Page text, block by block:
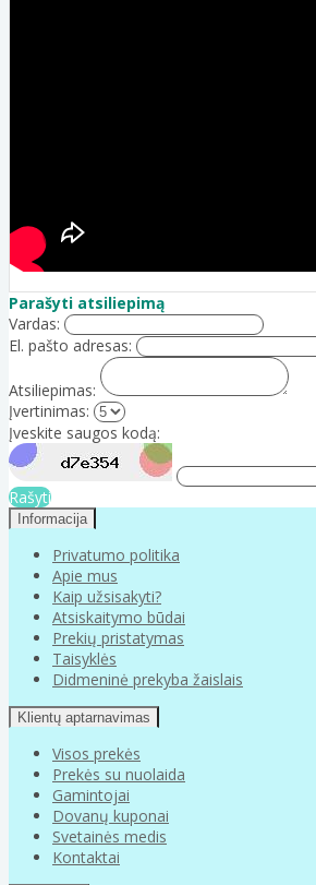
Parašyti atsiliepimą
Vardas:
El. pašto adresas:
Atsiliepimas:
Įvertinimas:
Įveskite saugos kodą:
Rašyti
Informacija
Privatumo politika
Apie mus
Kaip užsisakyti?
Atsiskaitymo būdai
Prekių pristatymas
Taisyklės
Didmeninė prekyba žaislais
Klientų aptarnavimas
Visos prekės
Prekės su nuolaida
Gamintojai
Dovanų kuponai
Svetainės medis
Kontaktai